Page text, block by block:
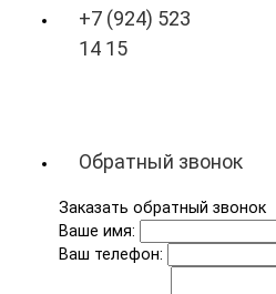
+7 (924) 523
14 15
Обратный звонок
Заказать обратный звонок
Ваше имя:
Ваш телефон: